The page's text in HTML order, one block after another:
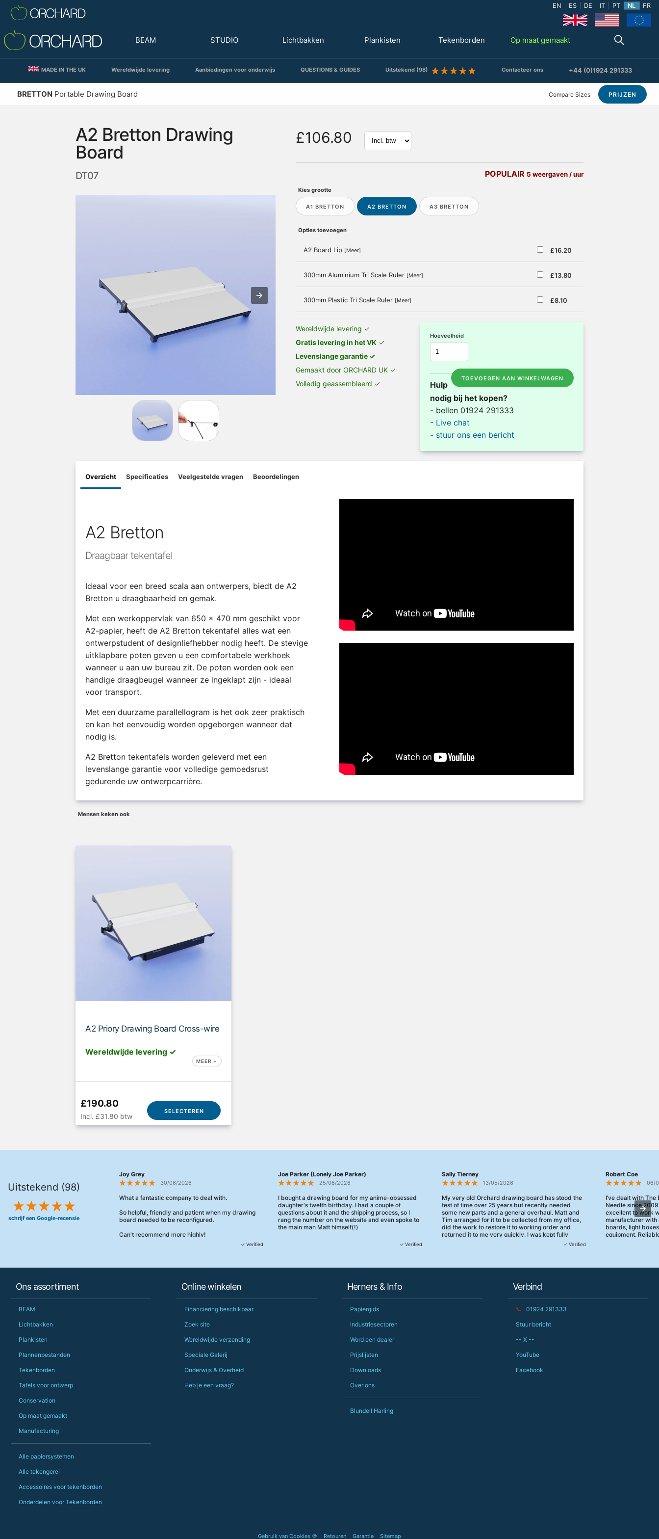
EN ES DE IT PT NL FR
BEAM STUDIO Lichtbakken Plankisten Tekenborden Op maat gemaakt
MADE IN THE UK Wereldwijde levering Aanbiedingen voor onderwijs QUESTIONS & GUIDES Uitstekend (98) Contacteer ons +44 (0)1924 291333
BRETTON Portable Drawing Board Compare Sizes PRIJZEN
A2 Bretton Drawing
Board
DT07
£106.80
POPULAIR 5 weergaven / uur
Kies grootte
A1 BRETTON A2 BRETTON A3 BRETTON
Opties toevoegen
£16.20
A2 Board Lip [Meer]
£13.80
300mm Aluminium Tri Scale Ruler [Meer]
£8.10
300mm Plastic Tri Scale Ruler [Meer]
Wereldwijde levering ✓
Gratis levering in het VK ✓
Levenslange garantie ✓
Gemaakt door ORCHARD UK ✓
Volledig geassembleerd ✓
Hoeveelheid
TOEVOEGEN AAN WINKELWAGEN
Hulp
nodig bij het kopen?
- bellen 01924 291333
- Live chat
- stuur ons een bericht
Overzicht Specificaties Veelgestelde vragen Beoordelingen
A2 Bretton
Draagbaar tekentafel
Ideaal voor een breed scala aan ontwerpers, biedt de A2
Bretton u draagbaarheid en gemak.
Met een werkoppervlak van 650 x 470 mm geschikt voor
A2-papier, heeft de A2 Bretton tekentafel alles wat een
ontwerpstudent of designliefhebber nodig heeft. De stevige
uitklapbare poten geven u een comfortabele werkhoek
wanneer u aan uw bureau zit. De poten worden ook een
handige draagbeugel wanneer ze ingeklapt zijn - ideaal
voor transport.
Met een duurzame parallellogram is het ook zeer praktisch
en kan het eenvoudig worden opgeborgen wanneer dat
nodig is.
A2 Bretton tekentafels worden geleverd met een
levenslange garantie voor volledige gemoedsrust
gedurende uw ontwerpcarrière.
Mensen keken ook
A2 Priory Drawing Board Cross-wire
Wereldwijde levering ✓
MEER +
£190.80
Incl. £31.80 btw
SELECTEREN
Uitstekend (98)
schrijf een Google-recensie
Joy Grey
30/06/2026
What a fantastic company to deal with.
So helpful, friendly and patient when my drawing
board needed to be reconfigured.
Can't recommend more highly!
✓ Verified
Joe Parker (Lonely Joe Parker)
25/06/2026
I bought a drawing board for my anime-obsessed
daughter's twelth birthday. I had a couple of
questions about it and the shipping process, so I
rang the number on the website and even spoke to
the main man Matt himself(!)
They were really, really helpful, maybe the best
changing later Matt called me back and literally
Just totally fantastic service and quality from a UK-
should be very proud of this lot. Proper grafters.
✓ Verified
Sally Tierney
13/05/2026
My very old Orchard drawing board has stood the
test of time over 25 years but recently needed
some new parts and a general overhaul. Matt and
Tim arranged for it to be collected from my office,
did the work to restore it to working order and
returned it to me very quickly. I was kept fully
informed and they turned up when they said they
✓ Verified
Robert Coe
06/
I’ve dealt with
Needle since
excellent to work
manufacturer with
boards, light
equipment.
Ons assortiment
BEAM
Lichtbakken
Plankisten
Plannenbestanden
Tekenborden
Tafels voor ontwerp
Conservation
Op maat gemaakt
Manufacturing
Alle papiersystemen
Alle tekengerei
Accessoires voor tekenborden
Onderdelen voor Tekenborden
Online winkelen
Financiering beschikbaar
Zoek site
Wereldwijde verzending
Speciale Galerij
Onderwijs & Overheid
Heb je een vraag?
Herners & Info
Papiergids
Industriesectoren
Word een dealer
Prijslijsten
Downloads
Over ons
Blundell Harling
Verbind
📞 01924 291333
Stuur bericht
-- X --
YouTube
Facebook
Gebruik van Cookies 🍪 Retouren Garantie Sitemap